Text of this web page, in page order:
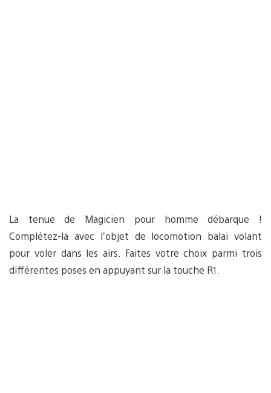
La tenue de Magicien pour homme débarque !
Complétez-la avec l’objet de locomotion balai volant
pour voler dans les airs. Faites votre choix parmi trois
différentes poses en appuyant sur la touche R1.